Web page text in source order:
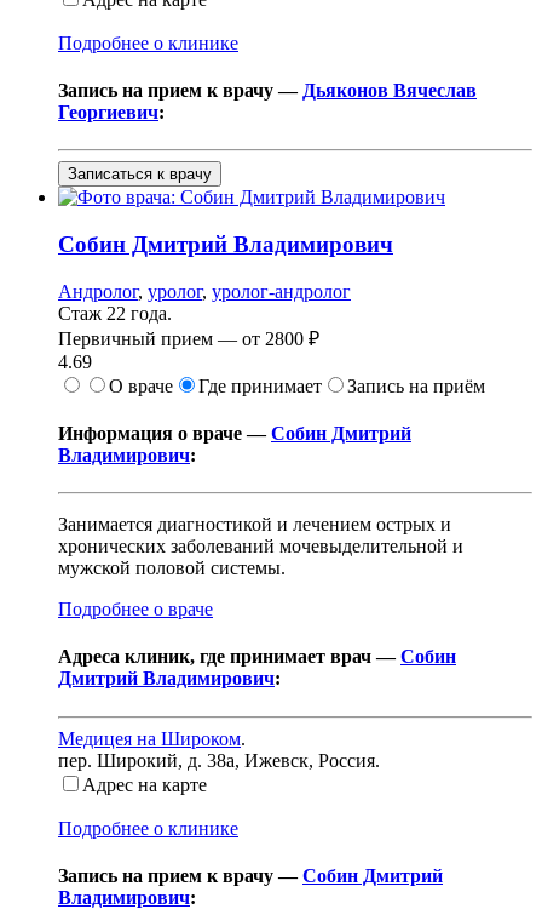
Подробнее о клинике
Запись на прием к врачу — Дьяконов Вячеслав
Георгиевич:
Записаться к врачу
Собин Дмитрий Владимирович
Андролог, уролог, уролог-андролог
Стаж 22 года.
Первичный прием — от 2800 ₽
4.69
О враче
Где принимает Запись на приём
Информация о враче —Собин Дмитрий
Владимирович:
Занимается диагностикой и лечением острых и
хронических заболеваний мочевыделительной и
мужской половой системы.
Подробнее о враче
Адреса клиник, где принимает врач —Собин
Дмитрий Владимирович:
Медицея на Широком.
пер. Широкий, д. 38а, Ижевск, Россия.
Адрес на карте
Подробнее о клинике
Запись на прием к врачу —Собин Дмитрий
Владимирович: